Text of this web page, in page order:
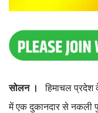
सोलन ।
हिमाचल प्रदेश
में एक दुकानदार से नकली